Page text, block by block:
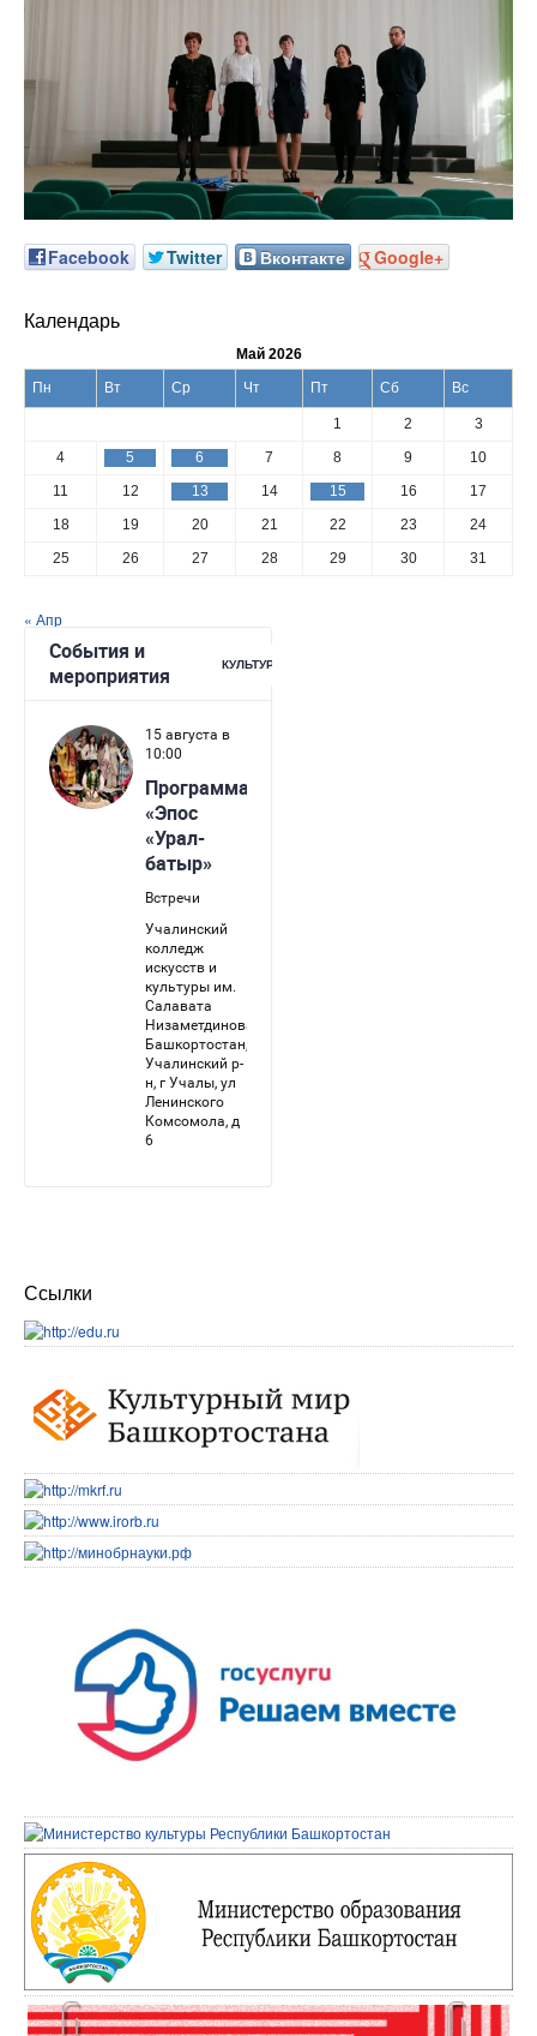
Facebook Twitter Вконтакте Google+
Календарь
Май 2026
Пн
Вт Ср Чт Пт Сб Вс
1 2
3
4
5 6 7 8 9
10
11
12 13 14 15 16
17
18
19 20 21 22 23
24
25
26 27 28 29 30 31
« Апр
Ссылки